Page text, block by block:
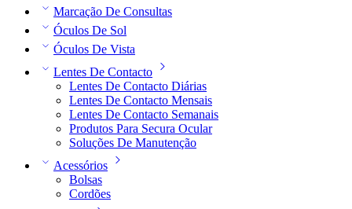
Marcação De Consultas
Óculos De Sol
Óculos De Vista
Lentes De Contacto
Lentes De Contacto Diárias
Lentes De Contacto Mensais
Lentes De Contacto Semanais
Produtos Para Secura Ocular
Soluções De Manutenção
Acessórios
Bolsas
Cordões